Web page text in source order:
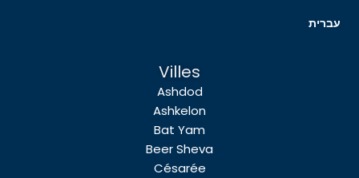
Villes
Ashdod
Ashkelon
Bat Yam
Beer Sheva
Césarée